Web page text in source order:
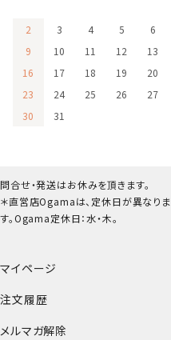
マイページ
注文履歴
メルマガ解除
2
3 4 5 6
9
10 11 12 13
16
17 18 19 20
23
24 25 26 27
30
31
問合せ・発送はお休みを頂きます。
＊直営店Ogamaは、定休日が異なりま
す。Ogama定休日：水・木。